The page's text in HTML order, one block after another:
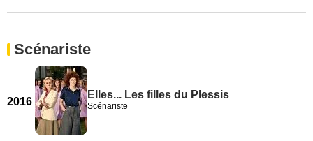
Scénariste
2016
Elles... Les filles du Plessis
Scénariste